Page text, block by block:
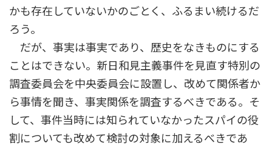
かも存在していないかのごとく、ふるまい続けるだ
ろう。
だが、事実は事実であり、歴史をなきものにする
ことはできない。新日和見主義事件を見直す特別の
調査委員会を中央委員会に設置し、改めて関係者か
ら事情を聞き、事実関係を調査するべきである。そ
して、事件当時には知られていなかったスパイの役
割についても改めて検討の対象に加えるべきであ